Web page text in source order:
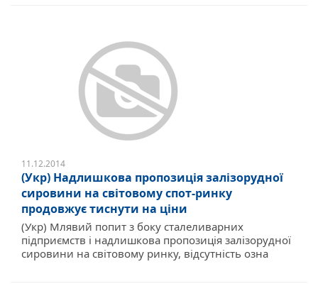
11.12.2014
(Укр) Надлишкова пропозиція залізорудної
сировини на світовому спот-ринку
продовжує тиснути на ціни
(Укр) Млявий попит з боку сталеливарних
підприємств і надлишкова пропозиція залізорудної
сировини на світовому ринку, відсутність озна